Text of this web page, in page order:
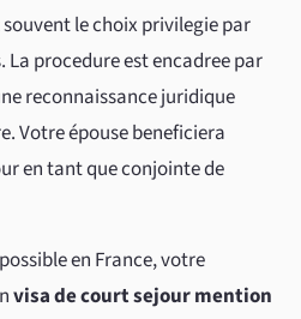
le choix privilegie par
La procedure est encadree par
reconnaissance juridique
Votre épouse beneficiera
en tant que conjointe de
en France, votre
visa de court sejour mention